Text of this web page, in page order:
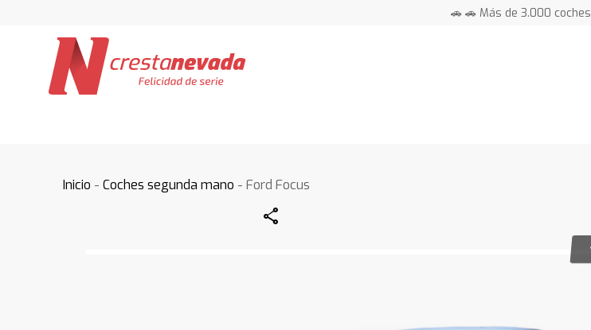
🚗 🚗 Más de 3.000
Inicio -Coches segunda mano - Ford Focus
Share